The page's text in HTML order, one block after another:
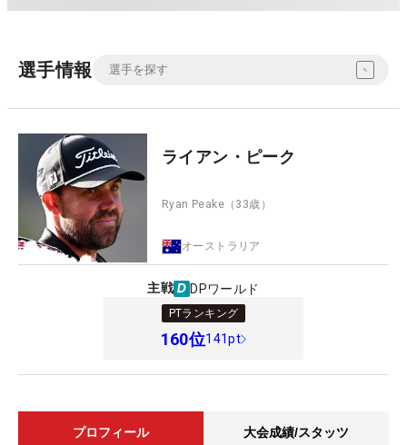
選手情報
ライアン・ピーク
Ryan Peake （33歳）
オーストラリア
主戦 DPワールド
PTランキング
160位141pt
プロフィール 大会成績/スタッツ